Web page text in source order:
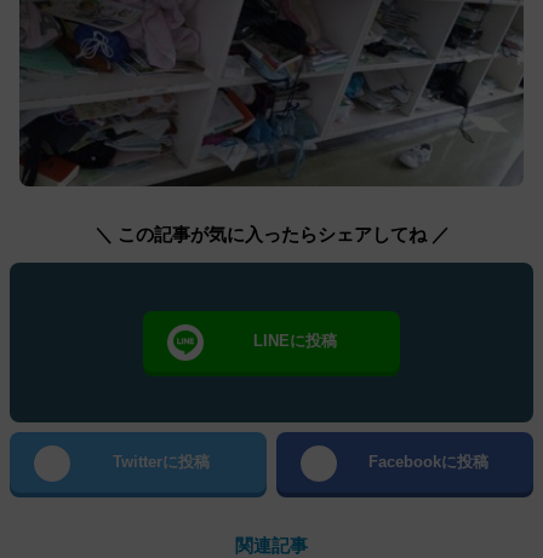
＼ この記事が気に入ったらシェアしてね ／
LINEに投稿
Twitterに投稿 Facebookに投稿
関連記事